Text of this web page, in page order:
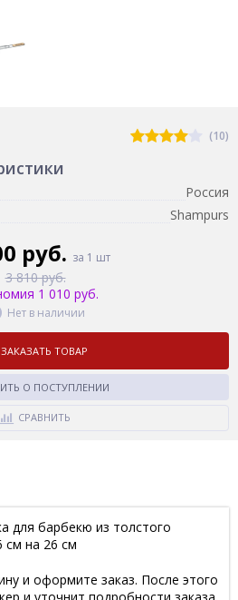
(10)
Россия
Shampurs
руб. за 1 шт
3 810 руб.
1 010 руб.
Нет в наличии
ЗАКАЗАТЬ ТОВАР
О ПОСТУПЛЕНИИ
СРАВНИТЬ
для барбекю из толстого
см на 26 см
и оформите заказ. После этого
и уточнит подробности заказа.